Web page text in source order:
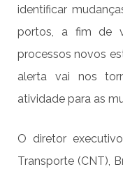
identificar
portos, a fim de
processos novos
alerta vai nos
atividade para as
O diretor
Transporte (CNT),